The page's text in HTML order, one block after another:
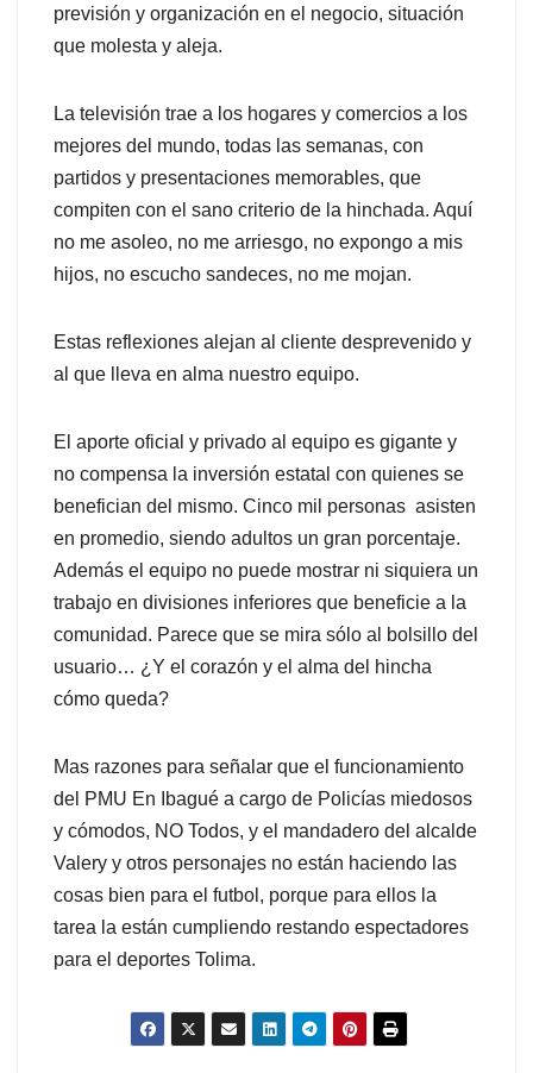
previsión y organización en el negocio, situación
que molesta y aleja.
La televisión trae a los hogares y comercios a los
mejores del mundo, todas las semanas, con
partidos y presentaciones memorables, que
compiten con el sano criterio de la hinchada. Aquí
no me asoleo, no me arriesgo, no expongo a mis
hijos, no escucho sandeces, no me mojan.
Estas reflexiones alejan al cliente desprevenido y
al que lleva en alma nuestro equipo.
El aporte oficial y privado al equipo es gigante y
no compensa la inversión estatal con quienes se
benefician del mismo. Cinco mil personas asisten
en promedio, siendo adultos un gran porcentaje.
Además el equipo no puede mostrar ni siquiera un
trabajo en divisiones inferiores que beneficie a la
comunidad. Parece que se mira sólo al bolsillo del
usuario… ¿Y el corazón y el alma del hincha
cómo queda?
Mas razones para señalar que el funcionamiento
del PMU En Ibagué a cargo de Policías miedosos
y cómodos, NO Todos, y el mandadero del alcalde
Valery y otros personajes no están haciendo las
cosas bien para el futbol, porque para ellos la
tarea la están cumpliendo restando espectadores
para el deportes Tolima.